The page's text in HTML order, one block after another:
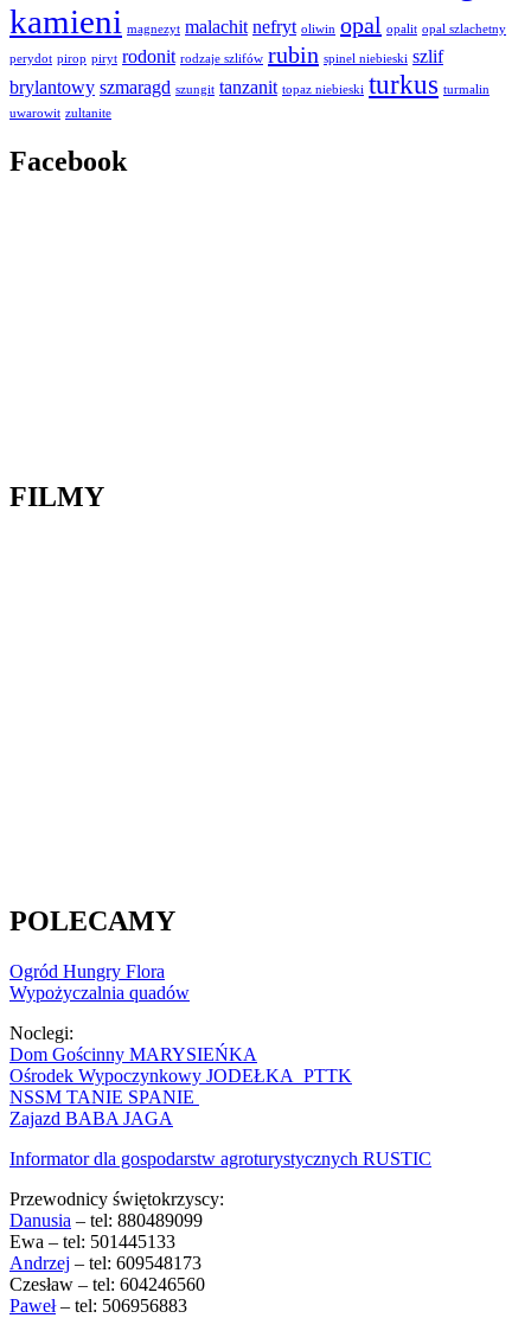
kamieni magnezyt malachit nefryt oliwin opal opalit opal szlachetny
perydot pirop piryt rodonit rodzaje szlifów rubin spinel niebieski szlif
brylantowy szmaragd szungit tanzanit topaz niebieski turkus turmalin
uwarowit zultanite
Facebook
FILMY
POLECAMY
Ogród Hungry Flora
Wypożyczalnia quadów
Noclegi:
Dom Gościnny MARYSIEŃKA
Ośrodek Wypoczynkowy JODEŁKA PTTK
NSSM TANIE SPANIE
Zajazd BABA JAGA
Informator dla gospodarstw agroturystycznych RUSTIC
Przewodnicy świętokrzyscy:
Danusia – tel: 880489099
Ewa – tel: 501445133
Andrzej – tel: 609548173
Czesław – tel: 604246560
Paweł– tel: 506956883